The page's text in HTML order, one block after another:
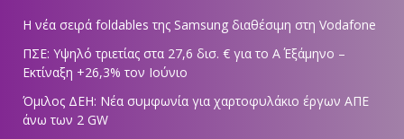
Η νέα σειρά foldables της Samsung διαθέσιμη στη Vodafone
ΠΣΕ: Υψηλό τριετίας στα 27,6 δισ. € για το Α΄ Εξάμηνο –
Εκτίναξη +26,3% τον Ιούνιο
Όμιλος ΔΕΗ: Νέα συμφωνία για χαρτοφυλάκιο έργων ΑΠΕ
άνω των 2 GW